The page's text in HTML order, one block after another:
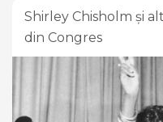
Shirley Chisholm și
din Congres